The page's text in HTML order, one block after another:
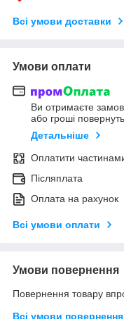
Всі умови доставки
Умови оплати
Ви отримаєте
або гроші
Детальніше
Оплатити
Післяплата
Оплата на рахунок
Всі умови оплати
Умови повернення
Повернення товару
Всі умови повернення